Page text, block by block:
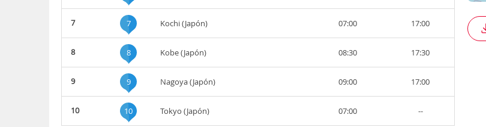
7 7 Kochi (Japón) 07:00 17:00
8 8 Kobe (Japón) 08:30 17:30
9 9 Nagoya (Japón) 09:00 17:00
10 10 Tokyo (Japón) 07:00 --